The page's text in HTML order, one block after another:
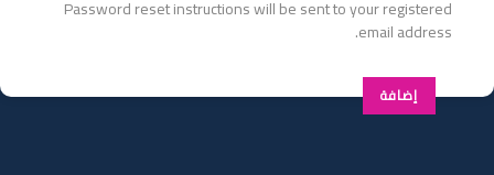
Password reset instructions will be sent to your registered
email address.